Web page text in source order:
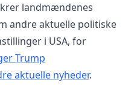
landmændenes
andre aktuelle politiske
i USA, for
Trump
aktuelle nyheder.